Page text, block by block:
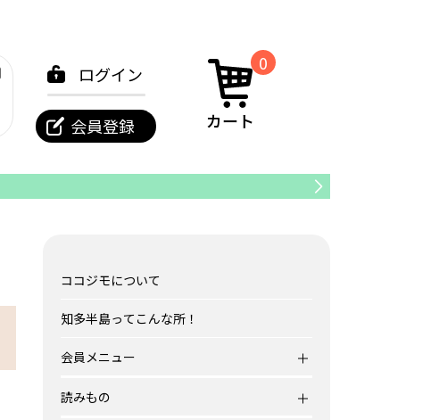
ログイン
会員登録
0
カート
ココジモについて
知多半島ってこんな所！
会員メニュー
読みもの